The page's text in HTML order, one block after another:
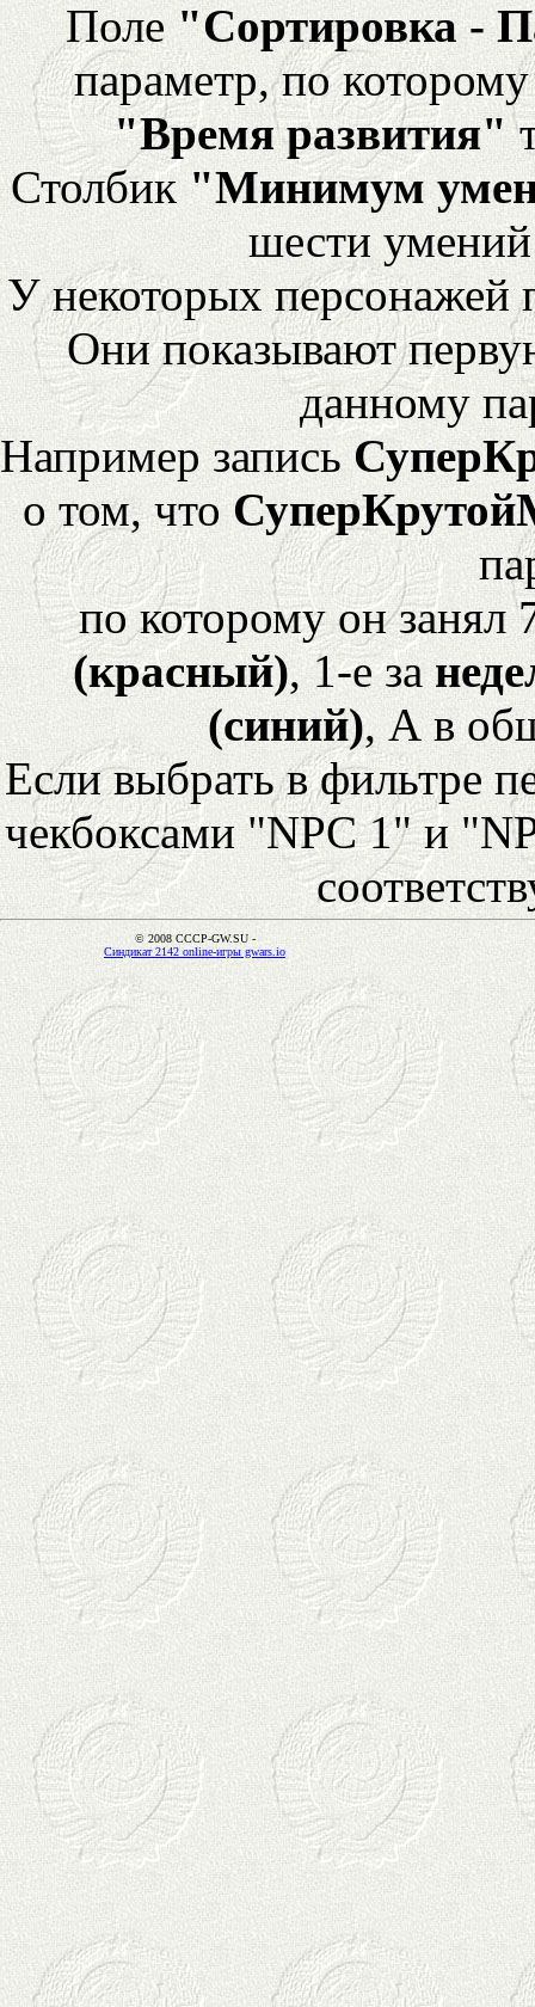
Поле "Сортировка -
параметр, по
"Время развития"
Столбик"Минимум
шести
У некоторых персонажей
Они показывают
данному
Например запись
о том, что
по которому он
(красный), 1-е за
(синий), А в
Если выбрать в фильтре
чекбоксами "NPC 1" и
© 2008 CCCP-GW.SU -
Синдикат 2142 online-игры gwars.io